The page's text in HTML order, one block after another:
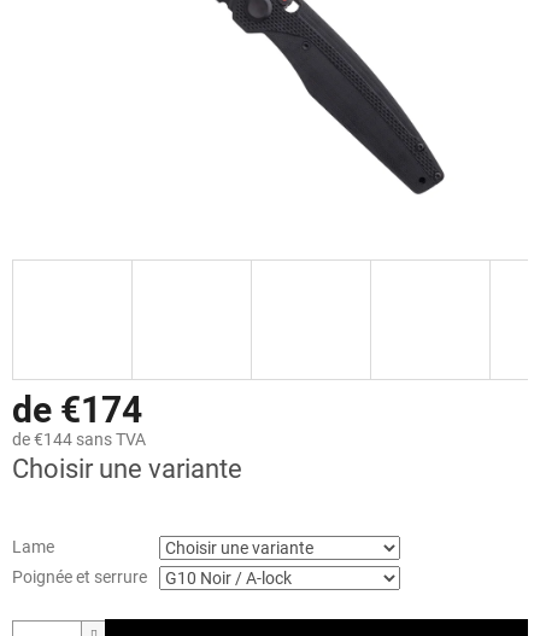
de €174
de €144 sans TVA
Choisir une variante
Lame
Poignée et serrure